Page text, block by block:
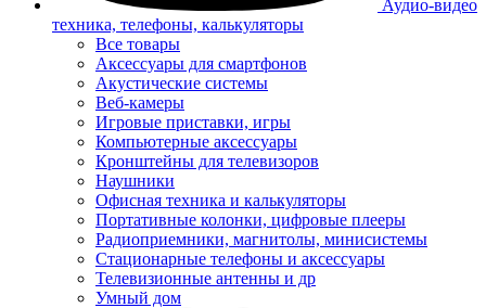
Аудио-видео
техника, телефоны, калькуляторы
Все товары
Аксессуары для смартфонов
Акустические системы
Веб-камеры
Игровые приставки, игры
Компьютерные аксессуары
Кронштейны для телевизоров
Наушники
Офисная техника и калькуляторы
Портативные колонки, цифровые плееры
Радиоприемники, магнитолы, минисистемы
Стационарные телефоны и аксессуары
Телевизионные антенны и др
Умный дом